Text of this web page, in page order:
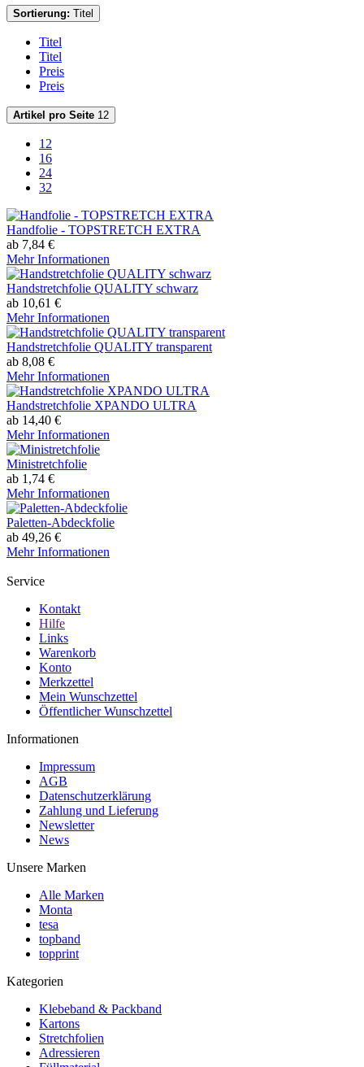
Sortierung: Titel
Titel
Titel
Preis
Preis
Artikel pro Seite 12
12
16
24
32
Handfolie - TOPSTRETCH EXTRA
ab 7,84 €
Mehr Informationen
Handstretchfolie QUALITY schwarz
ab 10,61 €
Mehr Informationen
Handstretchfolie QUALITY transparent
ab 8,08 €
Mehr Informationen
Handstretchfolie XPANDO ULTRA
ab 14,40 €
Mehr Informationen
Ministretchfolie
ab 1,74 €
Mehr Informationen
Paletten-Abdeckfolie
ab 49,26 €
Mehr Informationen
Service
Kontakt
Hilfe
Links
Warenkorb
Konto
Merkzettel
Mein Wunschzettel
Öffentlicher Wunschzettel
Informationen
Impressum
AGB
Datenschutzerklärung
Zahlung und Lieferung
Newsletter
News
Unsere Marken
Alle Marken
Monta
tesa
topband
topprint
Kategorien
Klebeband & Packband
Kartons
Stretchfolien
Adressieren